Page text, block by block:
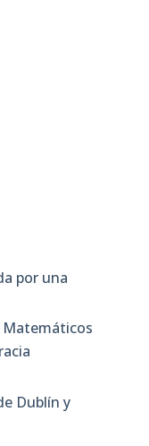
por una
Matemáticos
Dublín y